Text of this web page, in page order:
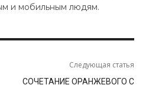
и мобильным людям.
Следующая статья
СОЧЕТАНИЕ ОРАНЖЕВОГО С